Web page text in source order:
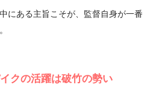
にある主旨こそが、監督自身が一番
クの活躍は破竹の勢い